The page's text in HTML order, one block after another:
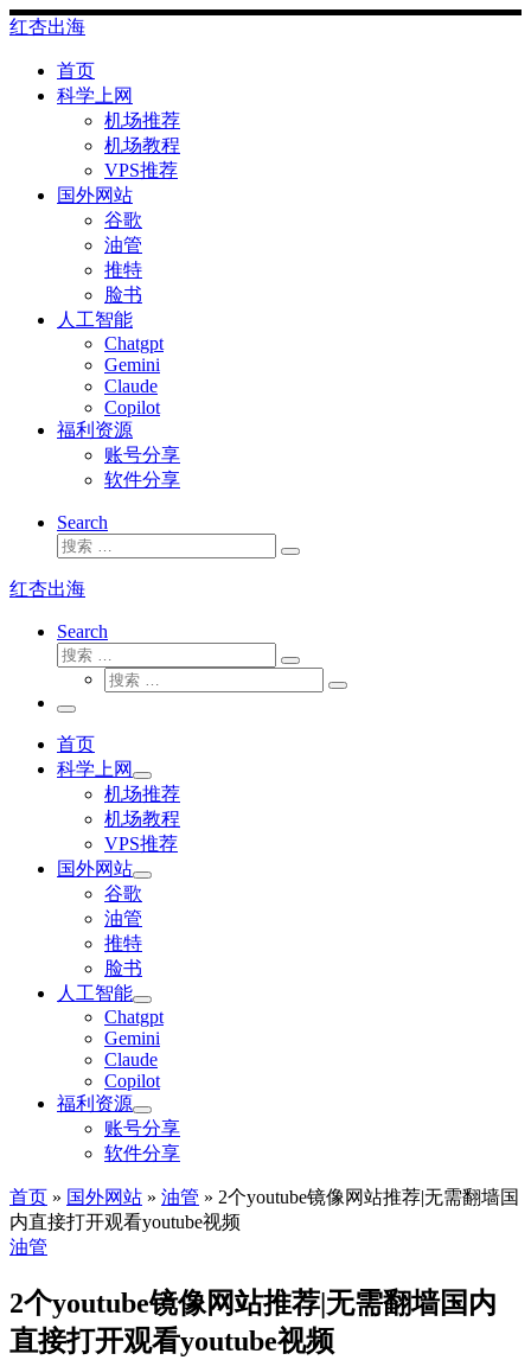
Skip
to
content
红杏出海
首页
科学上网
机场推荐
机场教程
VPS推荐
国外网站
谷歌
油管
推特
脸书
人工智能
Chatgpt
‎Gemini
Claude
Copilot
福利资源
账号分享
软件分享
Search
搜
搜
红杏出海
Search
搜
搜
索
搜
搜
主
菜
单
首页
科学上网
机场推荐
机场教程
VPS推荐
国外网站
谷歌
油管
推特
脸书
人工智能
Chatgpt
‎Gemini
Claude
Copilot
福利资源
账号分享
软件分享
首页 » 国外网站 » 油管 » 2个youtube镜像网站推荐|无需翻墙国
内直接打开观看youtube视频
油管
2个youtube镜像网站推荐|无需翻墙国内
直接打开观看youtube视频